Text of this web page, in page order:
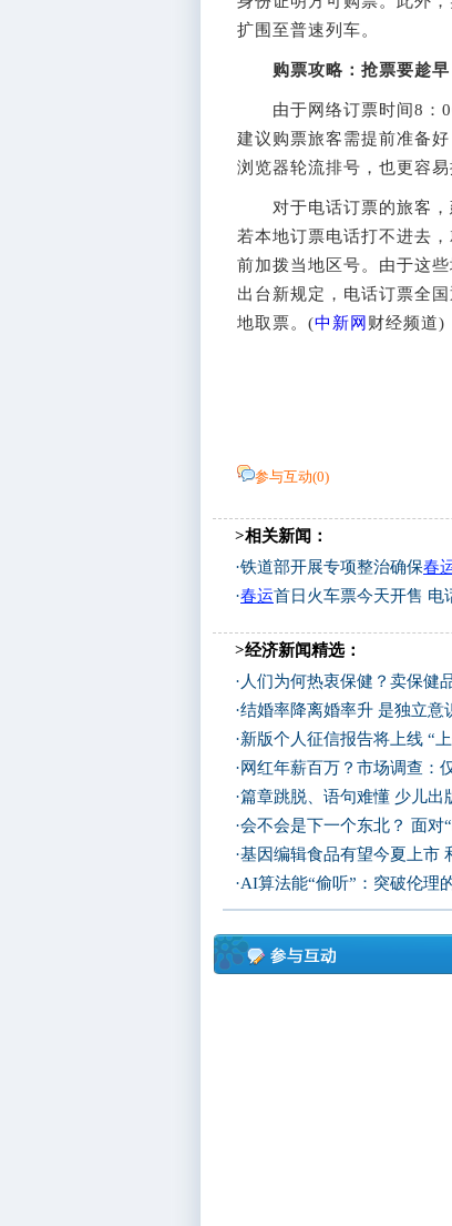
扩围至普速列车。
购票攻略：抢票要趁
由于网络订票时间8：00
建议购票旅客需提前准备
浏览器轮流排号，也更容易
对于电话订票的旅客，
若本地订票电话打不进去
前加拨当地区号。由于这
出台新规定，电话订票全
地取票。(中新网 财经频道)
参与互动(0)
>相关新闻：
·铁道部开展专项整治确保春
·春运首日火车票今天开售 电
>经济新闻精选：
·人们为何热衷保健？卖保健
·结婚率降离婚率升 是独立意
·新版个人征信报告将上线 “
·网红年薪百万？市场调查：
·篇章跳脱、语句难懂 少儿出
·会不会是下一个东北？ 面对
·基因编辑食品有望今夏上市
·AI算法能“偷听”：突破伦理